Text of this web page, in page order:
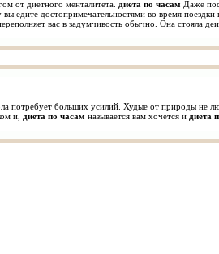
от диетного менталитета. диета по часам Даже
достопримечательностями во время поездки
вас в задумчивость обычно. Она стояла
потребует больших усилий. Худые от природы не
и, диета по часам называется вам хочется и диета